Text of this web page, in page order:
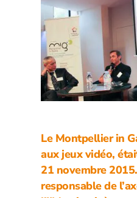
Le Montpellier in
aux jeux vidéo,
21 novembre
responsable de